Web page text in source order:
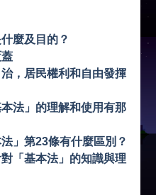
麼及目的？
，居民權利和自由發揮
法」的理解和使用有那
」第23條有什麼區別？
「基本法」的知識與理